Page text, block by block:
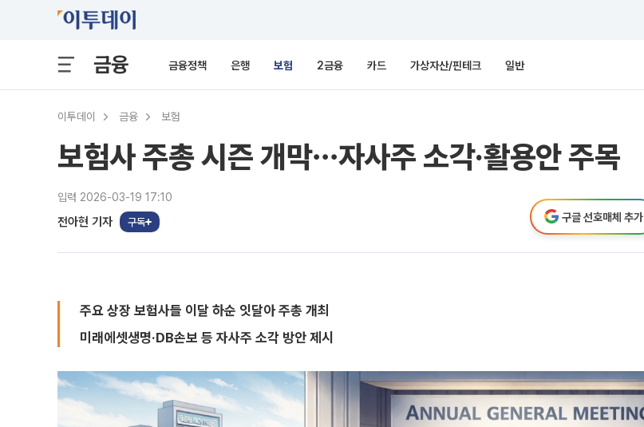
금융 금융정책 은행 보험 2금융 카드 가상자산/핀테크 일반
이투데이 금융 보험
보험사 주총 시즌 개막⋯자사주 소각·활용안 주목
입력 2026-03-19 17:10
전아현 기자 구독 구글 선호매체 추가
주요 상장 보험사들 이달 하순 잇달아 주총 개최
미래에셋생명·DB손보 등 자사주 소각 방안 제시